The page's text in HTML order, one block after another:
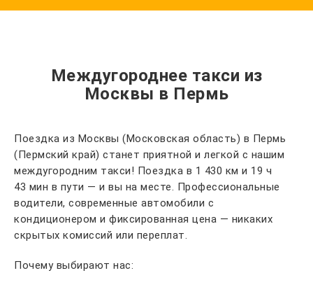
Междугороднее такси из
Москвы в Пермь
Поездка из Москвы (Московская область) в Пермь
(Пермский край) станет приятной и легкой с нашим
междугородним такси! Поездка в 1 430 км и 19 ч
43 мин в пути — и вы на месте. Профессиональные
водители, современные автомобили с
кондиционером и фиксированная цена — никаких
скрытых комиссий или переплат.
Почему выбирают нас: